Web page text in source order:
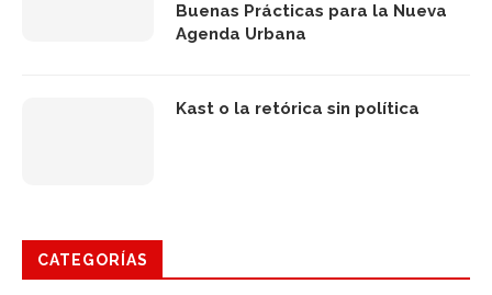
Buenas Prácticas para la Nueva
Agenda Urbana
Kast o la retórica sin política
CATEGORÍAS